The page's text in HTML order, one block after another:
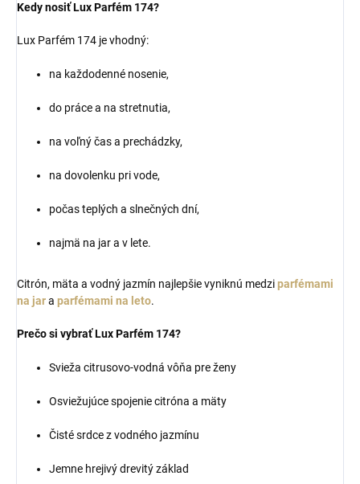
Kedy nosiť Lux Parfém 174?
Lux Parfém 174 je vhodný:
na každodenné nosenie,
do práce a na stretnutia,
na voľný čas a prechádzky,
na dovolenku pri vode,
počas teplých a slnečných dní,
najmä na jar a v lete.
Citrón, mäta a vodný jazmín najlepšie vyniknú medziparfémami
na jara parfémami na leto.
Prečo si vybrať Lux Parfém 174?
Svieža citrusovo-vodná vôňa pre ženy
Osviežujúce spojenie citróna a mäty
Čisté srdce z vodného jazmínu
Jemne hrejivý drevitý základ